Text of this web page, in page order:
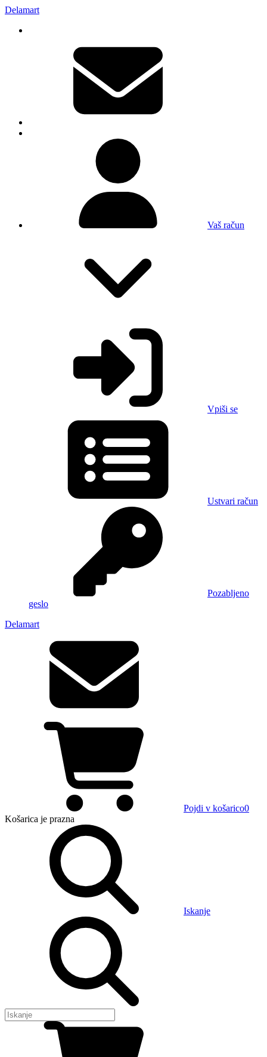
Delamart
Vaš račun
Vpiši se
Ustvari račun
Pozabljeno
geslo
Delamart
Pojdi v košarico0
Košarica je prazna
Iskanje